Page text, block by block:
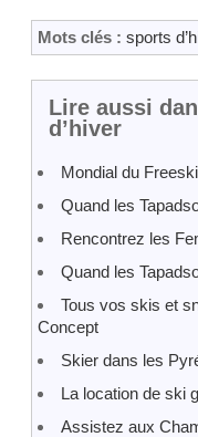
Mots clés : sports
Lire aussi
d’hiver
Mondial du
Quand les
Rencontrez les
Quand les
Tous vos skis et
Concept
Skier dans les
La location de ski
Assistez aux